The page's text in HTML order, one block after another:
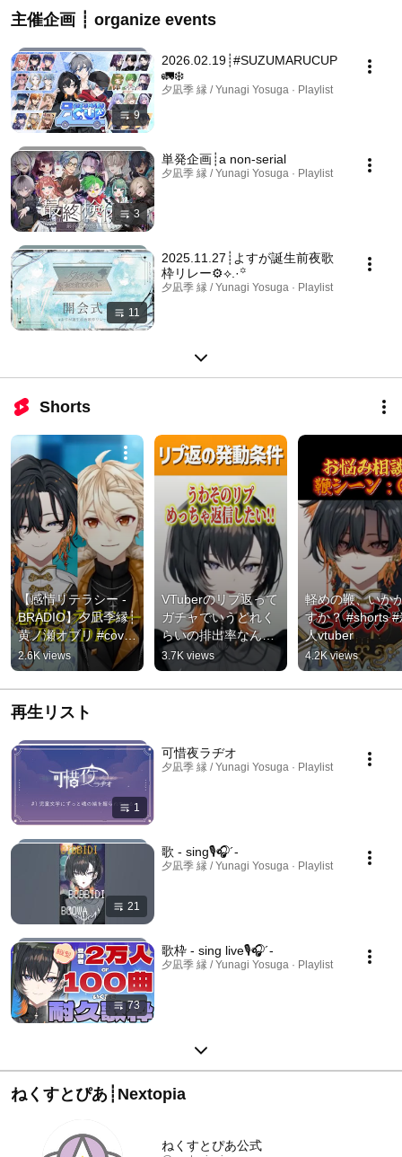
主催企画 ┊ organize events
9
2026.02.19┊︎#SUZUMARUCUP
🚛❄️
夕凪季 縁 / Yunagi Yosuga · Playlist
3
単発企画┊︎a non‐serial
夕凪季 縁 / Yunagi Yosuga · Playlist
11
2025.11.27┊︎よすが誕生前夜歌
枠リレー⚙️⟡.·꙳
夕凪季 縁 / Yunagi Yosuga · Playlist
Shorts
【感情リテラシー -
BRADIO】夕凪季縁┊
黄ノ瀬オブリ #cover
#shorts
2.6K views
VTuberのリプ返って
ガチャでいうどれく
らいの排出率なんだ
ろう #shorts #新人
vtuber
3.7K views
軽めの鞭、いか
すか？ #shorts #
人vtuber
4.2K views
再生リスト
1
可惜夜ラヂオ
夕凪季 縁 / Yunagi Yosuga · Playlist
21
歌 - sing🎙🎧´‐
夕凪季 縁 / Yunagi Yosuga · Playlist
73
歌枠 - sing live🎙🎧´‐
夕凪季 縁 / Yunagi Yosuga · Playlist
ねくすとぴあ┊Nextopia
ねくすとぴあ公式